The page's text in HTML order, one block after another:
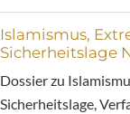
Islamismus,
Sicherheitslage
Dossier zu
Sicherheitslage,